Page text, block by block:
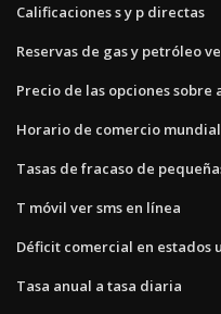
Calificaciones s y p directas
Reservas de gas y petróleo
Precio de las opciones sobre
Horario de comercio
Tasas de fracaso de
T móvil ver sms en línea
Déficit comercial en estados
Tasa anual a tasa diaria